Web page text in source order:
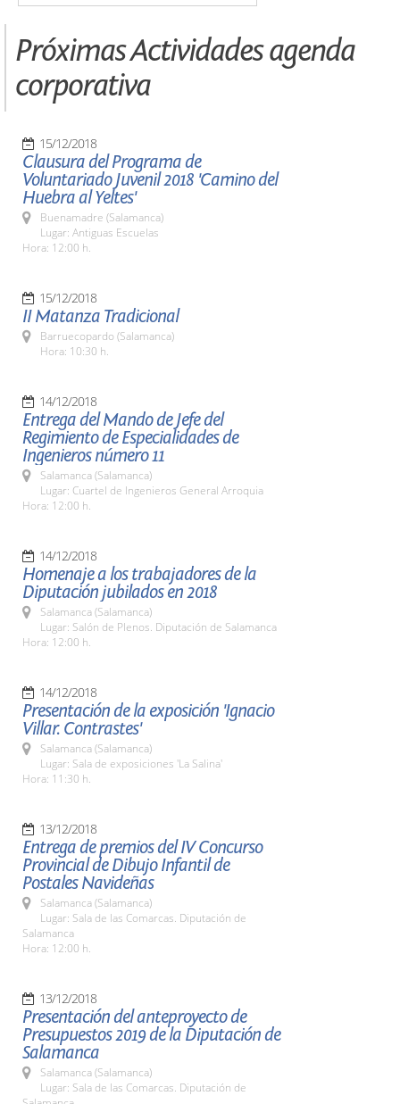
Próximas Actividades agenda
corporativa
15/12/2018
Clausura del Programa de
Voluntariado Juvenil 2018 'Camino del
Huebra al Yeltes'
Buenamadre (Salamanca)
Lugar: Antiguas Escuelas
Hora: 12:00 h.
15/12/2018
II Matanza Tradicional
Barruecopardo (Salamanca)
Hora: 10:30 h.
14/12/2018
Entrega del Mando de Jefe del
Regimiento de Especialidades de
Ingenieros número 11
Salamanca (Salamanca)
Lugar: Cuartel de Ingenieros General Arroquia
Hora: 12:00 h.
14/12/2018
Homenaje a los trabajadores de la
Diputación jubilados en 2018
Salamanca (Salamanca)
Lugar: Salón de Plenos. Diputación de Salamanca
Hora: 12:00 h.
14/12/2018
Presentación de la exposición 'Ignacio
Villar. Contrastes'
Salamanca (Salamanca)
Lugar: Sala de exposiciones 'La Salina'
Hora: 11:30 h.
13/12/2018
Entrega de premios del IV Concurso
Provincial de Dibujo Infantil de
Postales Navideñas
Salamanca (Salamanca)
Lugar: Sala de las Comarcas. Diputación de
Salamanca
Hora: 12:00 h.
13/12/2018
Presentación del anteproyecto de
Presupuestos 2019 de la Diputación de
Salamanca
Salamanca (Salamanca)
Lugar: Sala de las Comarcas. Diputación de